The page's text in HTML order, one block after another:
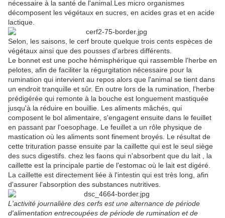
nécessaire à la santé de l'animal.Les micro organismes
décomposent les végétaux en sucres, en acides gras et en acide
lactique.
Selon, les saisons, le cerf broute quelque trois cents espèces de
végétaux ainsi que des pousses d'arbres différents.
Le bonnet est une poche hémisphérique qui rassemble l'herbe en
pelotes, afin de faciliter la régurgitation nécessaire pour la
rumination qui intervient au repos alors que l'animal se tient dans
un endroit tranquille et sûr. En outre lors de la rumination, l'herbe
prédigérée qui remonte à la bouche est longuement mastiquée
jusqu'à la réduire en bouillie. Les aliments mâchés, qui
composent le bol alimentaire, s'engagent ensuite dans le feuillet
en passant par l'oesophage. Le feuillet a un rôle physique de
mastication où les aliments sont finement broyés. Le résultat de
cette trituration passe ensuite par la caillette qui est le seul siège
des sucs digestifs. chez les faons qui n'absorbent que du lait , la
caillette est la principale partie de l'estomac où le lait est digéré.
La caillette est directement liée à l'intestin qui est très long, afin
d'assurer l'absorption des substances nutritives.
L'activité journalière des cerfs est une alternance de période
d'alimentation entrecoupées de période de rumination et de